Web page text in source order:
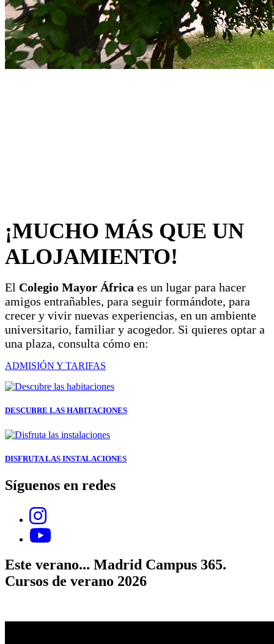
¡MUCHO MÁS QUE UN
ALOJAMIENTO!
El Colegio Mayor África es un lugar para hacer
amigos entrañables, para seguir formándote, para
crecer y vivir nuevas experiencias, en un ambiente
universitario, familiar y acogedor. Si quieres optar a
una plaza, consulta cómo en:
ADMISIÓN Y TARIFAS
DESCUBRE LAS HABITACIONES
DISFRUTA LAS INSTALACIONES
Síguenos en redes
Links, Opens in this window
Este verano... Madrid Campus 365.
Cursos de verano 2026